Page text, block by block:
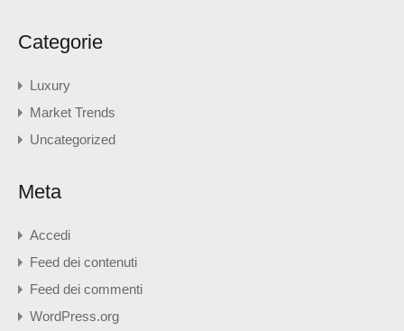
Categorie
Luxury
Market Trends
Uncategorized
Meta
Accedi
Feed dei contenuti
Feed dei commenti
WordPress.org